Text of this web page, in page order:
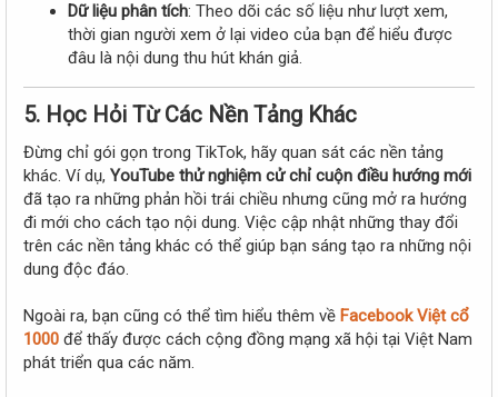
Dữ liệu phân tích: Theo dõi các số liệu như lượt xem,
thời gian người xem ở lại video của bạn để hiểu được
đâu là nội dung thu hút khán giả.
5. Học Hỏi Từ Các Nền Tảng Khác
Đừng chỉ gói gọn trong TikTok, hãy quan sát các nền tảng
khác. Ví dụ, YouTube thử nghiệm cử chỉ cuộn điều hướng mới
đã tạo ra những phản hồi trái chiều nhưng cũng mở ra hướng
đi mới cho cách tạo nội dung. Việc cập nhật những thay đổi
trên các nền tảng khác có thể giúp bạn sáng tạo ra những nội
dung độc đáo.
Ngoài ra, bạn cũng có thể tìm hiểu thêm về Facebook Việt cổ
1000 để thấy được cách cộng đồng mạng xã hội tại Việt Nam
phát triển qua các năm.